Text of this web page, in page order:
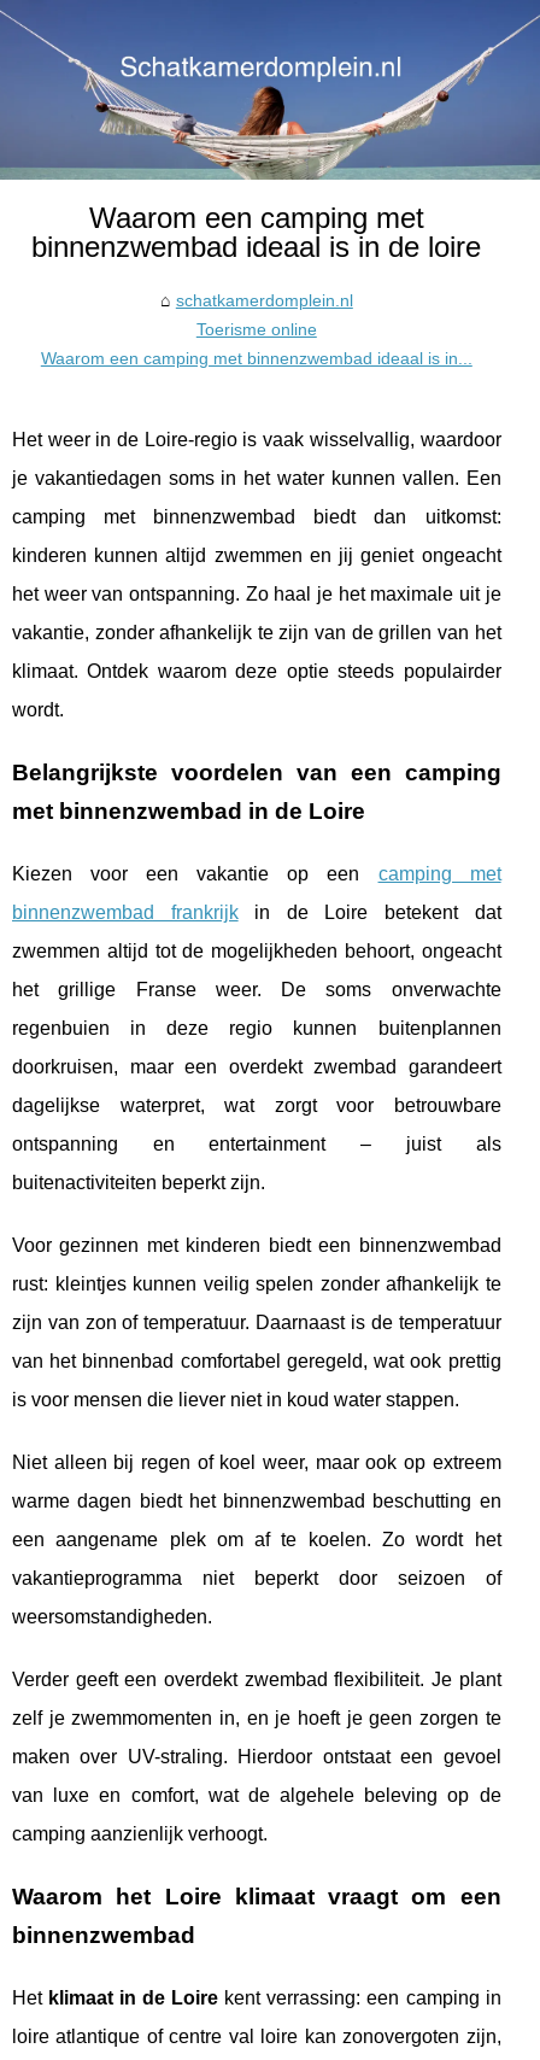
Waarom een camping met
binnenzwembad ideaal is in de loire
schatkamerdomplein.nl
Toerisme online
Waarom een camping met binnenzwembad ideaal is in...
Het weer in de Loire-regio is vaak wisselvallig, waardoor
je vakantiedagen soms in het water kunnen vallen. Een
camping met binnenzwembad biedt dan uitkomst:
kinderen kunnen altijd zwemmen en jij geniet ongeacht
het weer van ontspanning. Zo haal je het maximale uit je
vakantie, zonder afhankelijk te zijn van de grillen van het
klimaat. Ontdek waarom deze optie steeds populairder
wordt.
Belangrijkste voordelen van een camping
met binnenzwembad in de Loire
Kiezen voor een vakantie op een camping met
binnenzwembad frankrijkin de Loire betekent dat
zwemmen altijd tot de mogelijkheden behoort, ongeacht
het grillige Franse weer. De soms onverwachte
regenbuien in deze regio kunnen buitenplannen
doorkruisen, maar een overdekt zwembad garandeert
dagelijkse waterpret, wat zorgt voor betrouwbare
ontspanning en entertainment – juist als
buitenactiviteiten beperkt zijn.
Voor gezinnen met kinderen biedt een binnenzwembad
rust: kleintjes kunnen veilig spelen zonder afhankelijk te
zijn van zon of temperatuur. Daarnaast is de temperatuur
van het binnenbad comfortabel geregeld, wat ook prettig
is voor mensen die liever niet in koud water stappen.
Niet alleen bij regen of koel weer, maar ook op extreem
warme dagen biedt het binnenzwembad beschutting en
een aangename plek om af te koelen. Zo wordt het
vakantieprogramma niet beperkt door seizoen of
weersomstandigheden.
Verder geeft een overdekt zwembad flexibiliteit. Je plant
zelf je zwemmomenten in, en je hoeft je geen zorgen te
maken over UV-straling. Hierdoor ontstaat een gevoel
van luxe en comfort, wat de algehele beleving op de
camping aanzienlijk verhoogt.
Waarom het Loire klimaat vraagt om een
binnenzwembad
Het klimaat in de Loire kent verrassing: een camping in
loire atlantique of centre val loire kan zonovergoten zijn,